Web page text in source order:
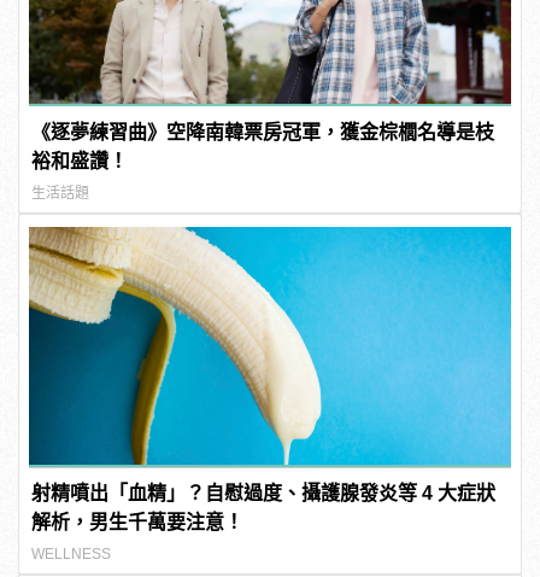
《逐夢練習曲》空降南韓票房冠軍，獲金棕櫚名導是枝
裕和盛讚！
生活話題
射精噴出「血精」？自慰過度、攝護腺發炎等 4 大症狀
解析，男生千萬要注意！
WELLNESS